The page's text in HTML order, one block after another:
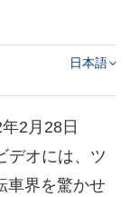
日本語
2月28日
デオには、ツ
車界を驚かせ